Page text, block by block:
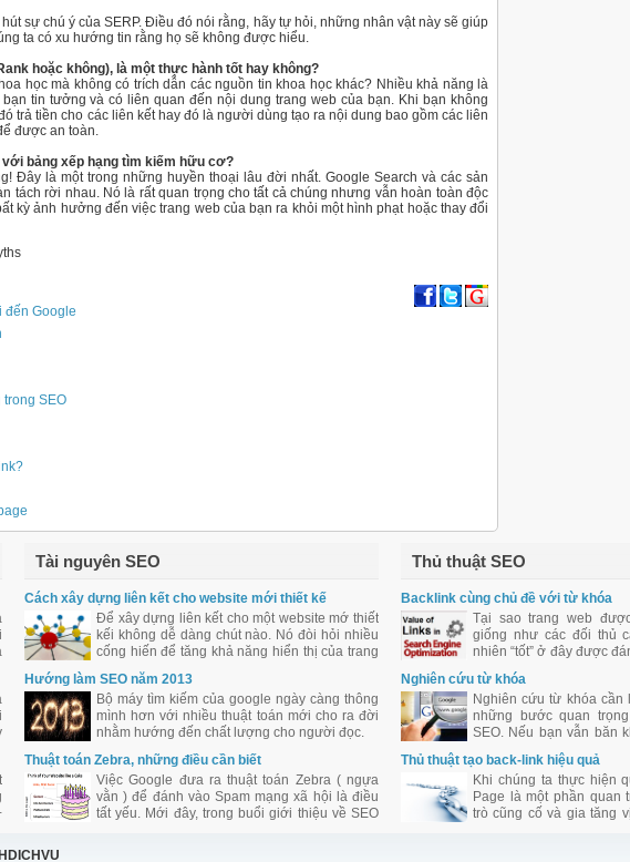
sự chú ý của SERP. Điều đó nói rằng, hãy tự hỏi, những nhân vật này sẽ giúp
ta có xu hướng tin rằng họ sẽ không được hiểu.
hoặc không), là một thực hành tốt hay không?
học mà không có trích dẫn các nguồn tin khoa học khác? Nhiều khả năng là
tin tưởng và có liên quan đến nội dung trang web của bạn. Khi bạn không
trả tiền cho các liên kết hay đó là người dùng tạo ra nội dung bao gồm các liên
được an toàn.
với bảng xếp hạng tìm kiếm hữu cơ?
Đây là một trong những huyền thoại lâu đời nhất. Google Search và các sản
tách rời nhau. Nó là rất quan trọng cho tất cả chúng nhưng vẫn hoàn toàn độc
kỳ ảnh hưởng đến việc trang web của bạn ra khỏi một hình phạt hoặc thay đổi
đến Google
trong SEO
Tài nguyên SEO
Cách xây dựng liên kết cho website mới thiết kế
Để xây dựng liên kết cho một website mớ thiết
kếi không dễ dàng chút nào. Nó đòi hỏi nhiều
cống hiến để tăng khả năng hiển thị của trang
web qua các liên kết chất lượng.
Hướng làm SEO năm 2013
Bộ máy tìm kiếm của google ngày càng thông
mình hơn với nhiều thuật toán mới cho ra đời
nhằm hướng đến chất lượng cho người đọc.
Thuật toán Zebra, những điều cần biết
Việc Google đưa ra thuật toán Zebra ( ngựa
vằn ) để đánh vào Spam mạng xã hội là điều
tất yếu. Mới đây, trong buổi giới thiệu về SEO
Thủ thuật SEO
Backlink cùng chủ đề với từ khóa
Tại sao trang web
giống như các đối thủ
nhiên “tốt” ở đây được
trên những yếu tố mà
chúng ta tham khảo) mà
trên SERPs ?”
Nghiên cứu từ khóa
Nghiên cứu từ khóa cần
những bước quan
SEO. Nếu bạn vẫn băn
vui lòng xem định
chúng tôi.
Thủ thuật tạo back-link hiệu quả
Khi chúng ta thực hiện
Page là một phần quan
trò cũng cố và gia tăng